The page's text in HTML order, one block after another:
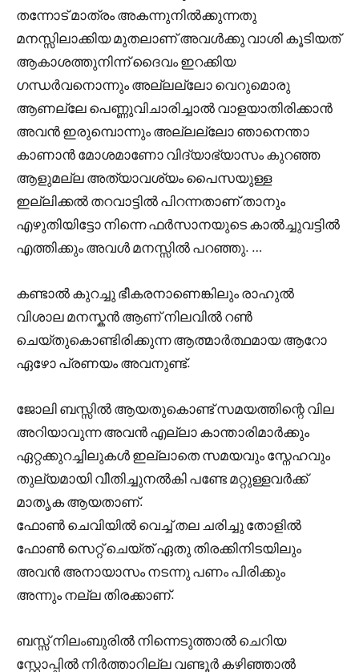
തന്നോട് മാത്രം അകന്നുനിൽക്കുന്നതു
മനസ്സിലാക്കിയ മുതലാണ് അവൾക്കു വാശി കൂടിയത്
ആകാശത്തുനിന്ന് ദൈവം ഇറക്കിയ
ഗന്ധർവനൊന്നും അല്ലല്ലോ വെറുമൊരു
ആണല്ലേ പെണ്ണുവിചാരിച്ചാൽ വാളയാതിരിക്കാൻ
അവൻ ഇരുമ്പൊന്നും അല്ലല്ലോ ഞാനെന്താ
കാണാൻ മോശമാണോ വിദ്യാഭ്യാസം കുറഞ്ഞ
ആളുമല്ല അത്യാവശ്യം പൈസയുള്ള
ഇല്ലിക്കൽ തറവാട്ടിൽ പിറന്നതാണ് താനും
എഴുതിയിട്ടോ നിന്നെ ഫർസാനയുടെ കാൽച്ചുവട്ടിൽ
എത്തിക്കും അവൾ മനസ്സിൽ പറഞ്ഞു. …
കണ്ടാൽ കുറച്ചു ഭീകരനാണെങ്കിലും രാഹുൽ
വിശാല മനസ്കൻ ആണ് നിലവിൽ റൺ
ചെയ്തുകൊണ്ടിരിക്കുന്ന ആത്മാർത്ഥമായ ആറോ
ഏഴോ പ്രണയം അവനുണ്ട്.
ജോലി ബസ്സിൽ ആയതുകൊണ്ട് സമയത്തിന്റെ വില
അറിയാവുന്ന അവൻ എല്ലാ കാന്താരിമാർക്കും
ഏറ്റക്കുറച്ചിലുകൾ ഇല്ലാതെ സമയവും സ്നേഹവും
തുല്യമായി വീതിച്ചുനൽകി പണ്ടേ മറ്റുള്ളവർക്ക്
മാതൃക ആയതാണ്.
ഫോൺ ചെവിയിൽ വെച്ച് തല ചരിച്ചു തോളിൽ
ഫോൺ സെറ്റ്‌ ചെയ്ത് ഏതു തിരക്കിനിടയിലും
അവൻ അനായാസം നടന്നു പണം പിരിക്കും
അന്നും നല്ല തിരക്കാണ്.
ബസ്സ്‌ നിലംബുരിൽ നിന്നെടുത്താൽ ചെറിയ
സ്റ്റോപ്പിൽ നിർത്താറില്ല വണ്ടൂർ കഴിഞ്ഞാൽ